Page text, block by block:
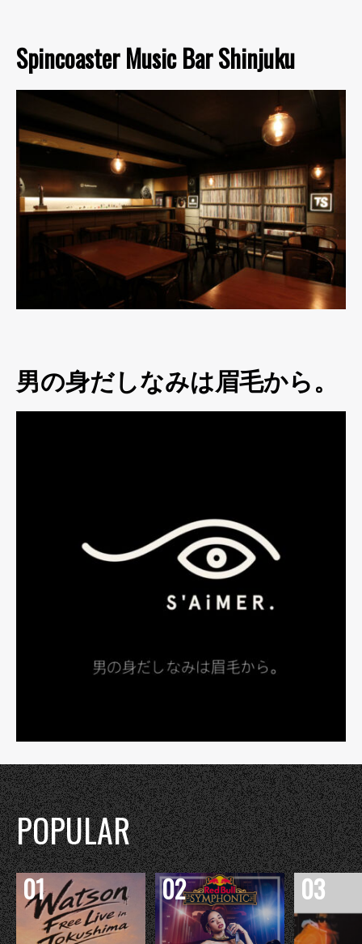
Spincoaster Music Bar Shinjuku
男の身だしなみは眉毛から。
POPULAR